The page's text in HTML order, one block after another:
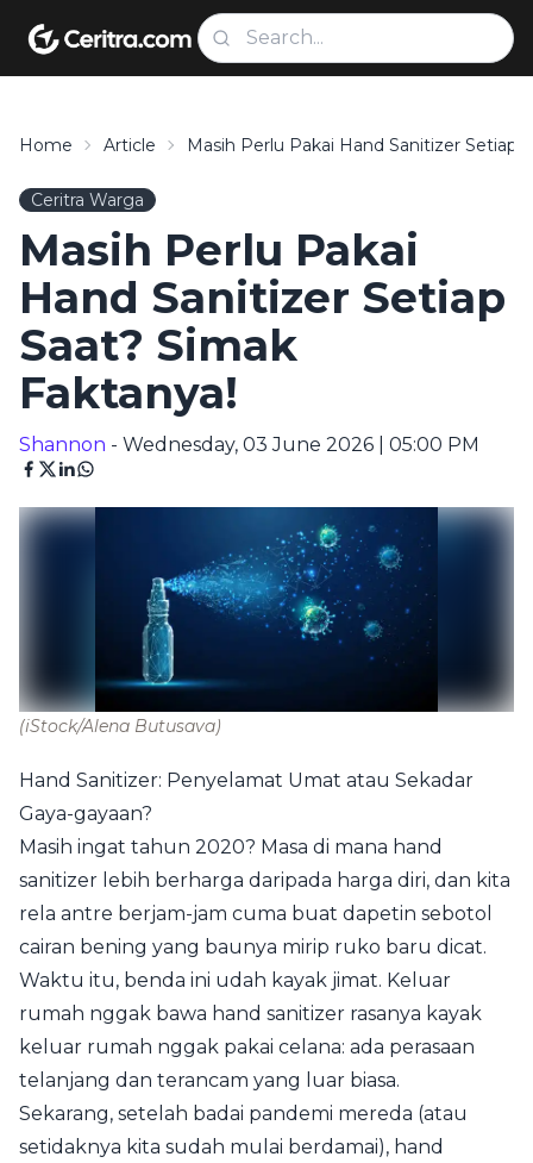
Home Article Masih Perlu Pakai Hand Sanitizer Setiap
Ceritra Warga
Masih Perlu Pakai
Hand Sanitizer Setiap
Saat? Simak
Faktanya!
Shannon - Wednesday, 03 June 2026 | 05:00 PM
(iStock/Alena Butusava)
Hand Sanitizer: Penyelamat Umat atau Sekadar
Gaya-gayaan?
Masih ingat tahun 2020? Masa di mana hand
sanitizer lebih berharga daripada harga diri, dan kita
rela antre berjam-jam cuma buat dapetin sebotol
cairan bening yang baunya mirip ruko baru dicat.
Waktu itu, benda ini udah kayak jimat. Keluar
rumah nggak bawa hand sanitizer rasanya kayak
keluar rumah nggak pakai celana: ada perasaan
telanjang dan terancam yang luar biasa.
Sekarang, setelah badai pandemi mereda (atau
setidaknya kita sudah mulai berdamai), hand